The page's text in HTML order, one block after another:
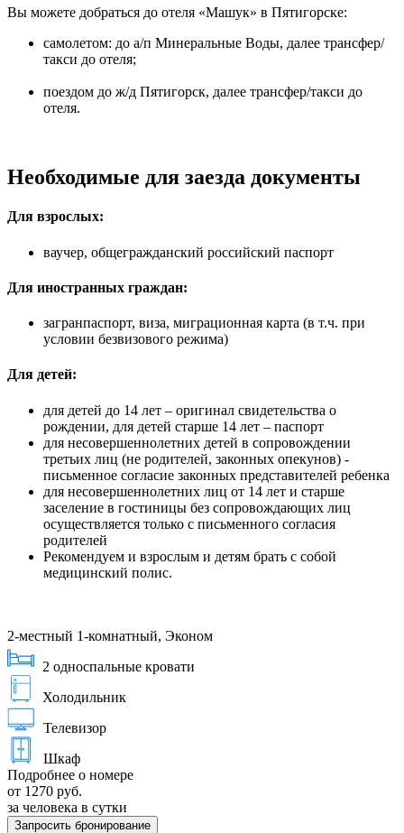
Вы можете добраться до отеля «Машук» в Пятигорске:
самолетом: до а/п Минеральные Воды, далее трансфер/
такси до отеля;
поездом до ж/д Пятигорск, далее трансфер/такси до
отеля.
Необходимые для заезда документы
Для взрослых:
ваучер, общегражданский российский паспорт
Для иностранных граждан:
загранпаспорт, виза, миграционная карта (в т.ч. при
условии безвизового режима)
Для детей:
для детей до 14 лет – оригинал свидетельства о
рождении, для детей старше 14 лет – паспорт
для несовершеннолетних детей в сопровождении
третьих лиц (не родителей, законных опекунов) -
письменное согласие законных представителей ребенка
для несовершеннолетних лиц от 14 лет и старше
заселение в гостиницы без сопровождающих лиц
осуществляется только с письменного согласия
родителей
Рекомендуем и взрослым и детям брать с собой
медицинский полис.
2-местный 1-комнатный, Эконом
2 односпальные кровати
Холодильник
Телевизор
Шкаф
Подробнее о номере
от 1270 руб.
за человека в сутки
Запросить бронирование